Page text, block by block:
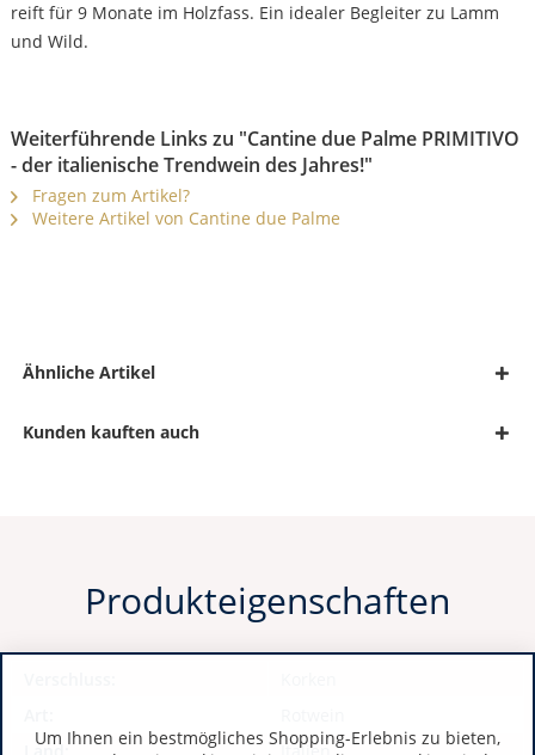
reift für 9 Monate im Holzfass. Ein idealer Begleiter zu Lamm
und Wild.
Weiterführende Links zu "Cantine due Palme PRIMITIVO
- der italienische Trendwein des Jahres!"
Fragen zum Artikel?
Weitere Artikel von Cantine due Palme
Ähnliche Artikel
Kunden kauften auch
Produkteigenschaften
Um Ihnen ein bestmögliches Shopping-Erlebnis zu bieten,